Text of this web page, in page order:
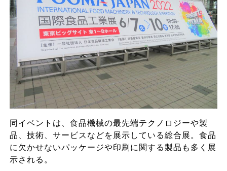
同イベントは、食品機械の最先端テクノロジーや製
品、技術、サービスなどを展示している総合展。食品
に欠かせないパッケージや印刷に関する製品も多く展
示される。